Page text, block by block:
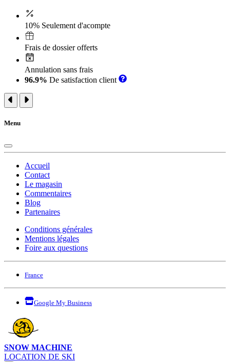
10% Seulement d'acompte
Frais de dossier offerts
Annulation sans frais
96.9% De satisfaction client
Menu
Accueil
Contact
Le magasin
Commentaires
Blog
Partenaires
Conditions générales
Mentions légales
Foire aux questions
France
Google My Business
SNOW MACHINE
LOCATION DE SKI